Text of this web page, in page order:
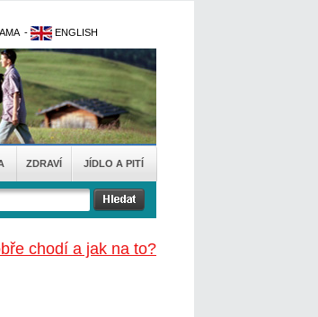
- ENGLISH
ZDRAVÍ JÍDLO A PITÍ
chodí a jak na to?